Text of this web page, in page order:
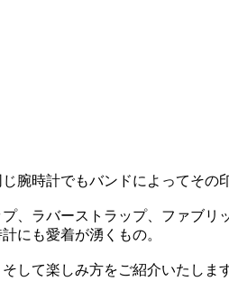
腕時計でもバンドによってその
、ラバーストラップ、ファブ
にも愛着が湧くもの。
して楽しみ方をご紹介いたします